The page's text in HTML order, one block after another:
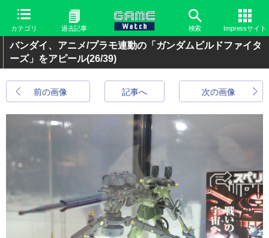
カテゴリ 過去記事 検索 Impressサイト
バンダイ、アニメ/プラモ連動の「ガンダムビルドファイタ
ーズ」をアピール(26/39)
前の画像 次の画像
記事へ